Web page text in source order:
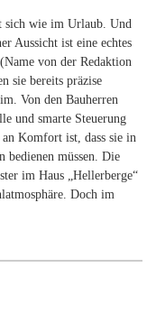
sich wie im Urlaub. Und
Aussicht ist eine echtes
von der Redaktion
sie bereits präzise
Von den Bauherren
und smarte Steuerung
Komfort ist, dass sie in
bedienen müssen. Die
im Haus „Hellerberge“
Doch im